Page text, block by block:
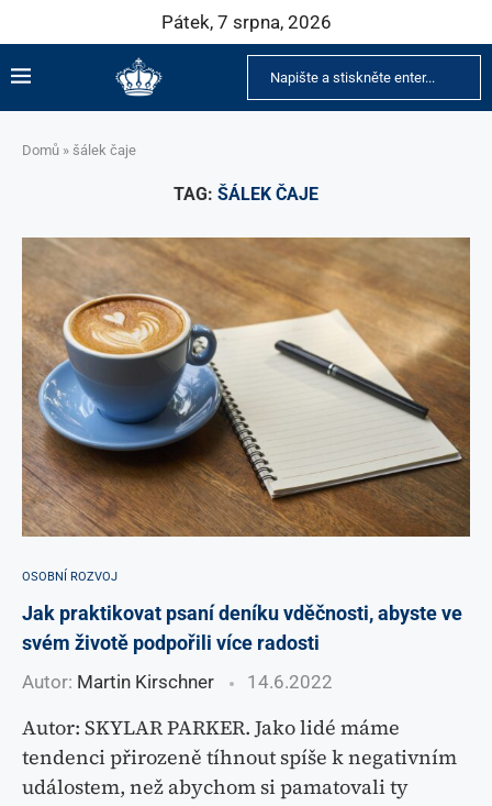
Pátek, 7 srpna, 2026
Domů » šálek čaje
TAG: ŠÁLEK ČAJE
OSOBNÍ ROZVOJ
Jak praktikovat psaní deníku vděčnosti, abyste ve
svém životě podpořili více radosti
Autor: Martin Kirschner 14.6.2022
Autor: SKYLAR PARKER. Jako lidé máme
tendenci přirozeně tíhnout spíše k negativním
událostem, než abychom si pamatovali ty